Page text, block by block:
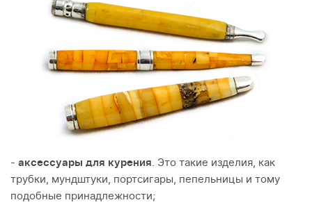
- аксессуары для курения . Это такие изделия, как
трубки, мундштуки, портсигары, пепельницы и тому
подобные принадлежности;